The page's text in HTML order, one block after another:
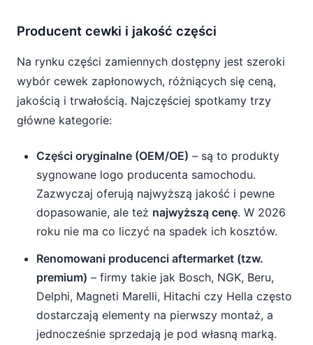
Producent cewki i jakość części
Na rynku części zamiennych dostępny jest szeroki
wybór cewek zapłonowych, różniących się ceną,
jakością i trwałością. Najczęściej spotkamy trzy
główne kategorie:
Części oryginalne (OEM/OE) – są to produkty
sygnowane logo producenta samochodu.
Zazwyczaj oferują najwyższą jakość i pewne
dopasowanie, ale też najwyższą cenę. W 2026
roku nie ma co liczyć na spadek ich kosztów.
Renomowani producenci aftermarket (tzw.
premium) – firmy takie jak Bosch, NGK, Beru,
Delphi, Magneti Marelli, Hitachi czy Hella często
dostarczają elementy na pierwszy montaż, a
jednocześnie sprzedają je pod własną marką.